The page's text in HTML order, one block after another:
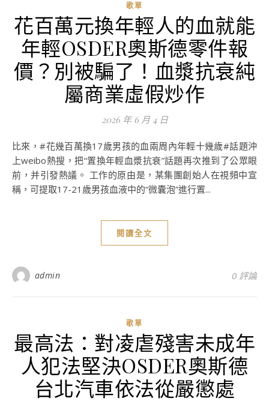
歌單
花百萬元換年輕人的血就能
年輕OSDER奧斯德零件報
價？別被騙了！血漿抗衰純
屬商業虛假炒作
2026 年 6 月 4 日
比來，#花幾百萬換17歲男孩的血兩周內年輕十幾歲#話題沖
上weibo熱搜，把“置換年輕血漿抗衰”話題再次推到了公眾眼
前，并引發熱議。 工作的原由是，某集團創始人在視頻中宣
稱，可提取17-21歲男孩血液中的“微囊泡”進行置...
閱讀全文
admin 0 評論
歌單
最高法：對凌虐殘害未成年
人犯法堅決OSDER奧斯德
台北汽車依法從嚴懲處